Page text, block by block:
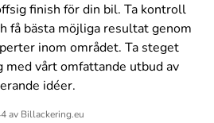
finish för din bil. Ta kontroll
få bästa möjliga resultat genom
inom området. Ta steget
med vårt omfattande utbud av
idéer.
av Billackering.eu